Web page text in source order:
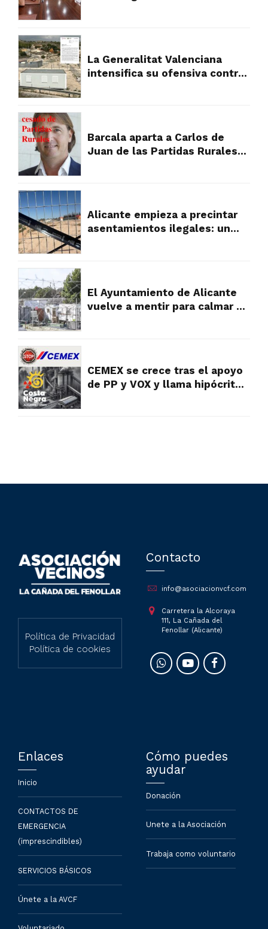
La Generalitat Valenciana
intensifica su ofensiva contra
Barcala aparta a Carlos de
Juan de las Partidas Rurales
Alicante empieza a precintar
asentamientos ilegales: un
El Ayuntamiento de Alicante
vuelve a mentir para calmar a
CEMEX se crece tras el apoyo
de PP y VOX y llama hipócritas
Política de Privacidad
Política de cookies
Contacto
info@asociacionvcf.com
Carretera la Alcoraya
111, La Cañada del
Fenollar (Alicante)
Enlaces
Inicio
CONTACTOS DE
EMERGENCIA
(imprescindibles)
SERVICIOS BÁSICOS
Únete a la AVCF
Cómo puedes
ayudar
Donación
Unete a la Asociación
Trabaja como voluntario